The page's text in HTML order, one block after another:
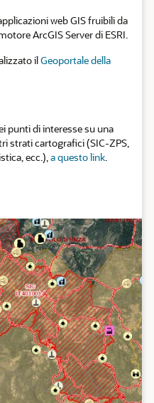
web GIS fruibili da
ArcGIS Server di ESRI.
ilGeoportale della
punti di interesse su una
strati cartografici (SIC-ZPS,
ecc.),a questo link.